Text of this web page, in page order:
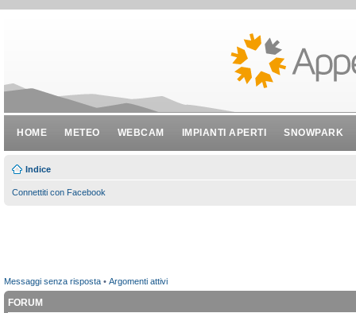
HOME METEO WEBCAM IMPIANTI APERTI SNOWPARK
Indice
Connettiti con Facebook
Messaggi senza risposta • Argomenti attivi
FORUM